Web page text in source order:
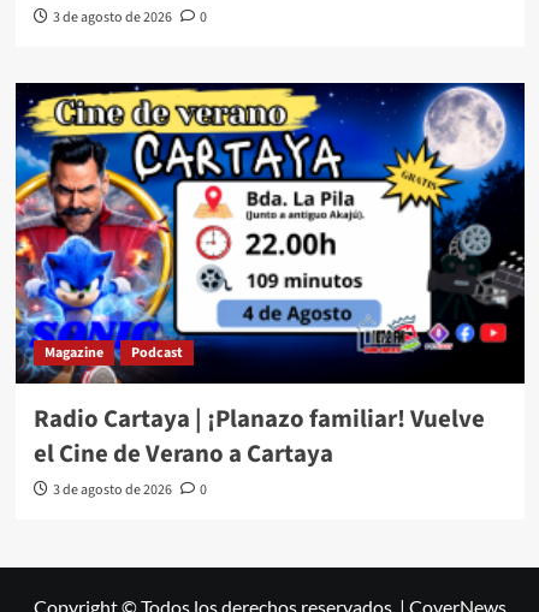
3 de agosto de 2026 0
Magazine Podcast
Radio Cartaya | ¡Planazo familiar! Vuelve
el Cine de Verano a Cartaya
3 de agosto de 2026 0
Copyright © Todos los derechos reservados. | CoverNews